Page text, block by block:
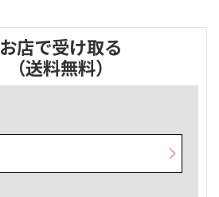
お店で受け取る
（送料無料）